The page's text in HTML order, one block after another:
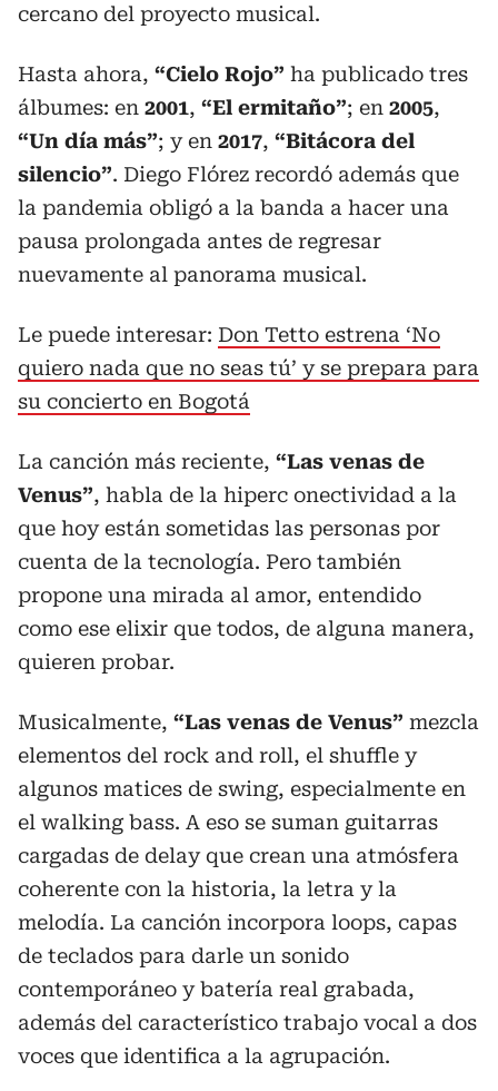
cercano del proyecto musical.
Hasta ahora, “Cielo Rojo” ha publicado tres
álbumes: en 2001, “El ermitaño”; en 2005,
“Un día más”; y en 2017, “Bitácora del
silencio”. Diego Flórez recordó además que
la pandemia obligó a la banda a hacer una
pausa prolongada antes de regresar
nuevamente al panorama musical.
Le puede interesar: Don Tetto estrena ‘No
quiero nada que no seas tú’ y se prepara para
su concierto en Bogotá
La canción más reciente, “Las venas de
Venus”, habla de la hiperc onectividad a la
que hoy están sometidas las personas por
cuenta de la tecnología. Pero también
propone una mirada al amor, entendido
como ese elixir que todos, de alguna manera,
quieren probar.
Musicalmente, “Las venas de Venus” mezcla
elementos del rock and roll, el shuffle y
algunos matices de swing, especialmente en
el walking bass. A eso se suman guitarras
cargadas de delay que crean una atmósfera
coherente con la historia, la letra y la
melodía. La canción incorpora loops, capas
de teclados para darle un sonido
contemporáneo y batería real grabada,
además del característico trabajo vocal a dos
voces que identifica a la agrupación.